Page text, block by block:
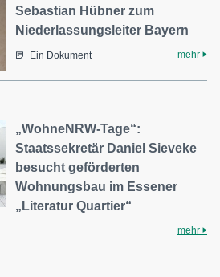
Sebastian Hübner zum
Niederlassungsleiter Bayern
Ein Dokument mehr
„WohneNRW-Tage“:
Staatssekretär Daniel Sieveke
besucht geförderten
Wohnungsbau im Essener
„Literatur Quartier“
mehr